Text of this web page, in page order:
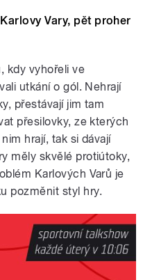
Vary, pět proher
kdy vyhořeli ve
utkání o gól. Nehrají
přestávají jim tam
přesilovky, ze kterých
hrají, tak si dávají
měly skvělé protiútoky,
Karlových Varů je
pozměnit styl hry.